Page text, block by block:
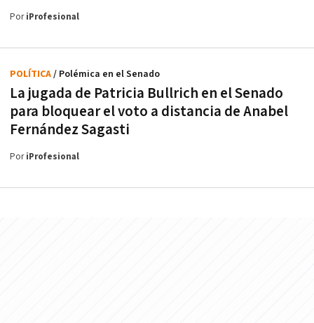
PoriProfesional
La jugada de Patricia Bullrich en el Senado
para bloquear el voto a distancia de Anabel
Fernández Sagasti
POLÍTICA/ Polémica en el Senado
PoriProfesional